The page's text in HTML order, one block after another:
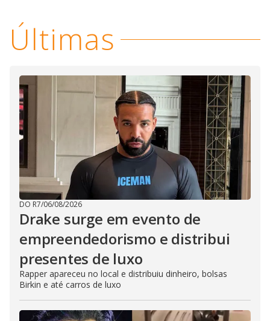
Últimas
DO R7/06/08/2026
Drake surge em evento de
empreendedorismo e distribui
presentes de luxo
Rapper apareceu no local e distribuiu dinheiro, bolsas
Birkin e até carros de luxo